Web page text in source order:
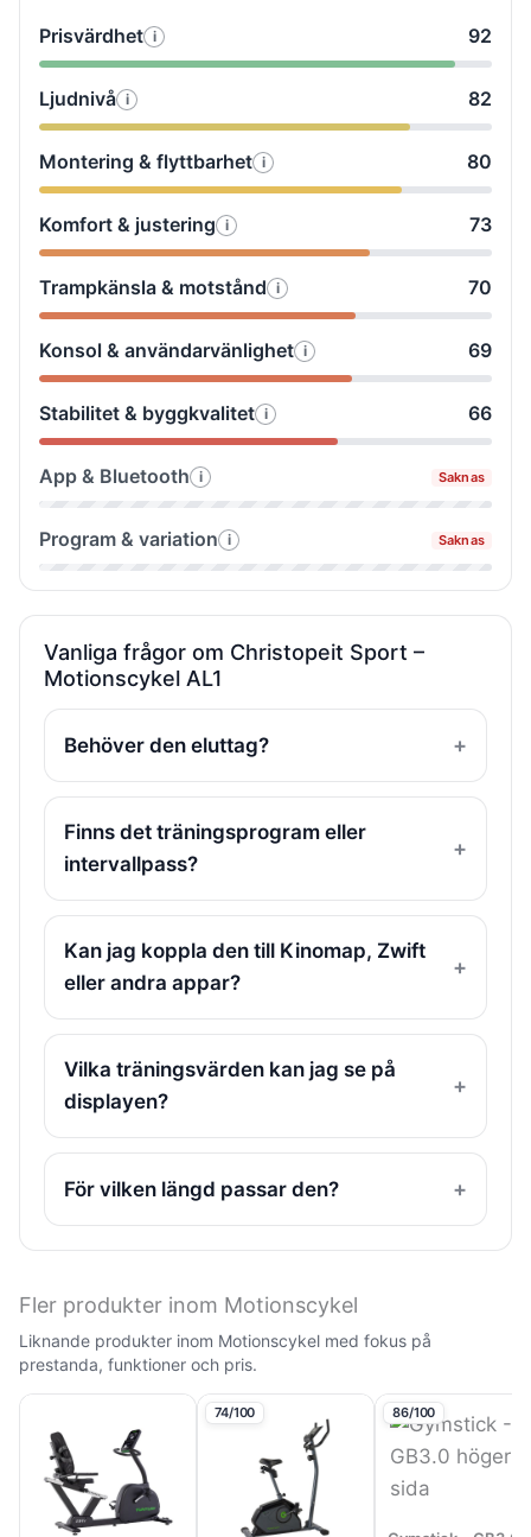
Prisvärdhet i
Så
Prisvärdhet
92
Ljudnivå i
Så
vi
82
Montering & flyttbarhet i
Så
Montering
&
flyttbarhet
80
Komfort & justering i
Så
vi
Komfort
justering
73
Trampkänsla & motstånd i
Så
70
Konsol & användarvänlighet i
Så
69
Stabilitet & byggkvalitet i
Så
byggkvalitet
66
App & Bluetooth i
Så
App
&
Bluetooth
Saknas
Program & variation i
Så
testade
vi
Program
variation
Saknas
Vanliga frågor om Christopeit Sport –
Motionscykel AL1
Behöver den eluttag?
Finns det träningsprogram eller
intervallpass?
Kan jag koppla den till Kinomap, Zwift
eller andra appar?
Vilka träningsvärden kan jag se på
displayen?
För vilken längd passar den?
Fler produkter inom Motionscykel
Liknande produkter inom Motionscykel med fokus på
prestanda, funktioner och pris.
74/100 86/100